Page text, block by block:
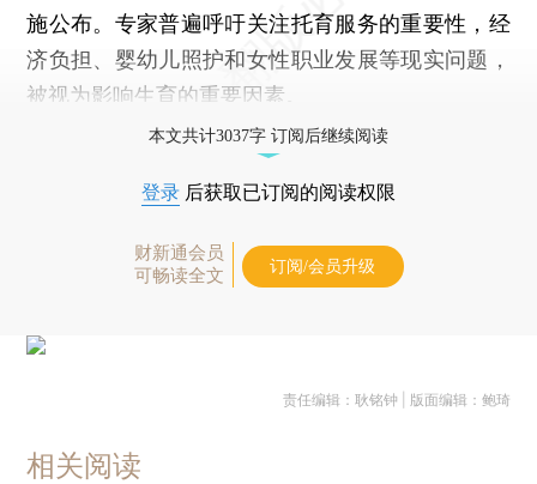
施公布。专家普遍呼吁关注托育服务的重要性，经
济负担、婴幼儿照护和女性职业发展等现实问题，
被视为影响生育的重要因素。
本文共计3037字 订阅后继续阅读
登录 后获取已订阅的阅读权限
财新通会员
可畅读全文
订阅/会员升级
责任编辑：耿铭钟 | 版面编辑：鲍琦
相关阅读